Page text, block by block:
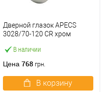
В наличии
Дверной глазок APECS
3028/70-120 CR хром
Цена 768 грн.
В корзину